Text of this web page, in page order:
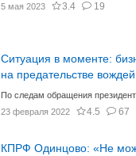
5 мая 2023 3.4 19
Ситуация в моменте:
на предательстве вождей
По следам обращения
23 февраля 2022
4.5 67
КПРФ Одинцово: «Не